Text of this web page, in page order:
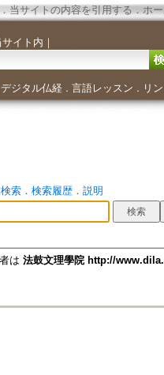
．当サイトの内容を引用する ． ホ
サイト内 ｜
デジタル仏経． 言語レッスン ． リ
索． 検索履歴． 説明
は 法鼓文理學院 http://